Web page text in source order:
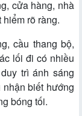
cửa hàng, nhà
rõ ràng.
cầu thang bộ,
lối đi có nhiều
trì ánh sáng
biết hướng
bóng tối.